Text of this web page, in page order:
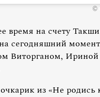
©
время на счету
сегодняшний
Виторганом, Ириной
из «Не родись